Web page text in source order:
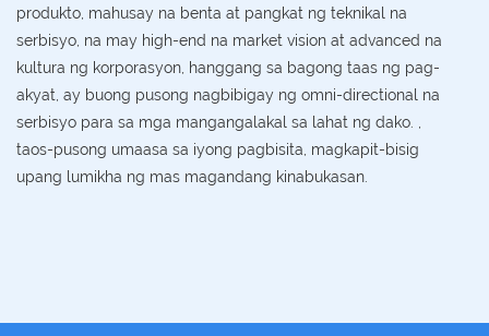
produkto, mahusay na benta at pangkat ng teknikal na
serbisyo, na may high-end na market vision at advanced na
kultura ng korporasyon, hanggang sa bagong taas ng pag-
akyat, ay buong pusong nagbibigay ng omni-directional na
serbisyo para sa mga mangangalakal sa lahat ng dako. ,
taos-pusong umaasa sa iyong pagbisita, magkapit-bisig
upang lumikha ng mas magandang kinabukasan.